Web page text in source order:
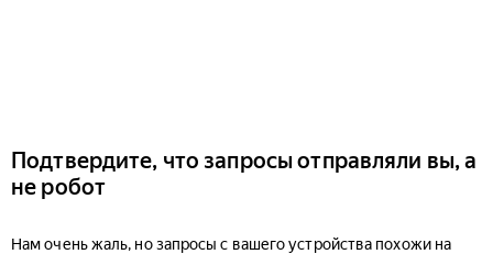
Подтвердите, что запросы отправляли вы, а
не робот
Нам очень жаль, но запросы с вашего устройства похожи на